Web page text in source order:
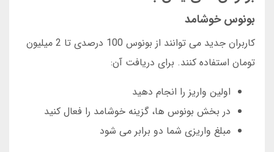
بونوس خوشامد
کاربران جدید می توانند از بونوس 100 درصدی تا 2 میلیون
تومان استفاده کنند. برای دریافت آن:
اولین واریز را انجام دهید
در بخش بونوس ها، گزینه خوشامد را فعال کنید
مبلغ واریزی شما دو برابر می شود